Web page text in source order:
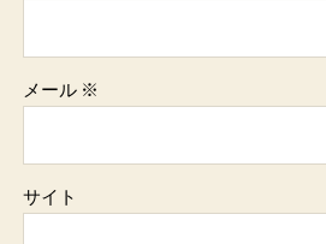
メール ※
サイト